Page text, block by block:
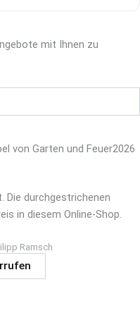
mit Ihnen zu
von Garten und Feuer2026
Die durchgestrichenen
in diesem Online-Shop.
Ramsch